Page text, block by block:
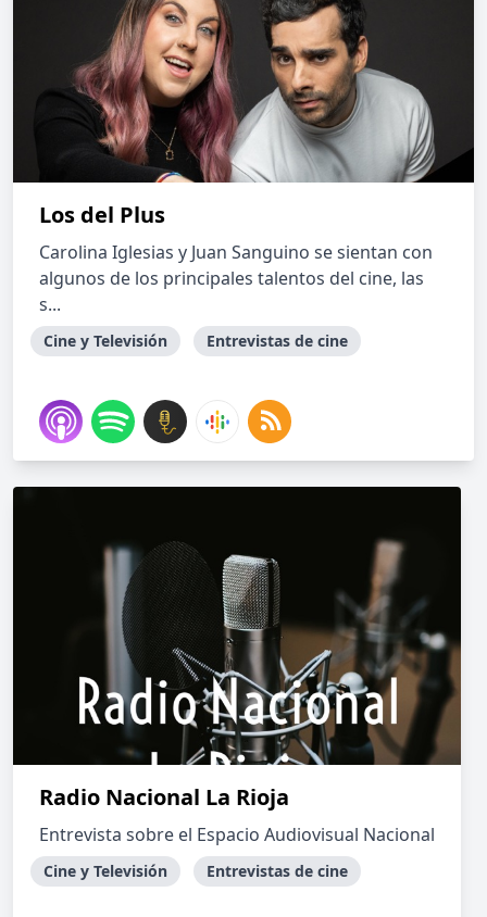
Los del Plus
Carolina Iglesias y Juan Sanguino se sientan con
algunos de los principales talentos del cine, las
s...
Cine y Televisión Entrevistas de cine
Radio Nacional La Rioja
Entrevista sobre el Espacio Audiovisual Nacional
Cine y Televisión Entrevistas de cine